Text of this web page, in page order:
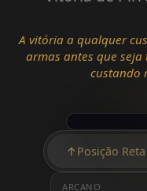
A vitória a qualquer
armas antes que
custando
↑ Posição Reta
ARCANO